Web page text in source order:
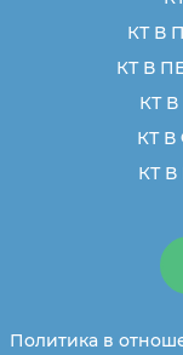
КТ В
КТ В
КТ
КТ
КТ
Политика в